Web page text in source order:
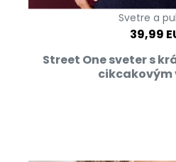
Svetre a
39,99
Street One sveter s
cikcakovým